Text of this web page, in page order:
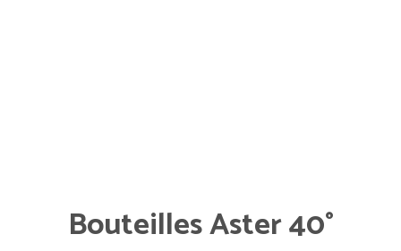
Bouteilles Aster 40°